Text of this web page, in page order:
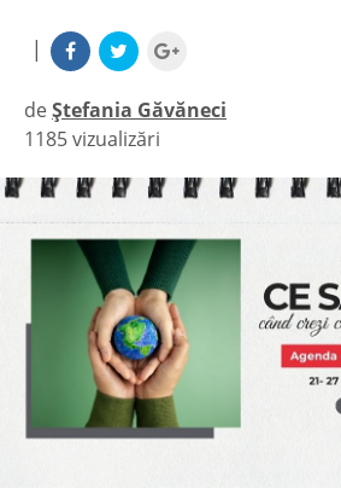
|
deȘtefania Găvăneci
|
1185 vizualizări